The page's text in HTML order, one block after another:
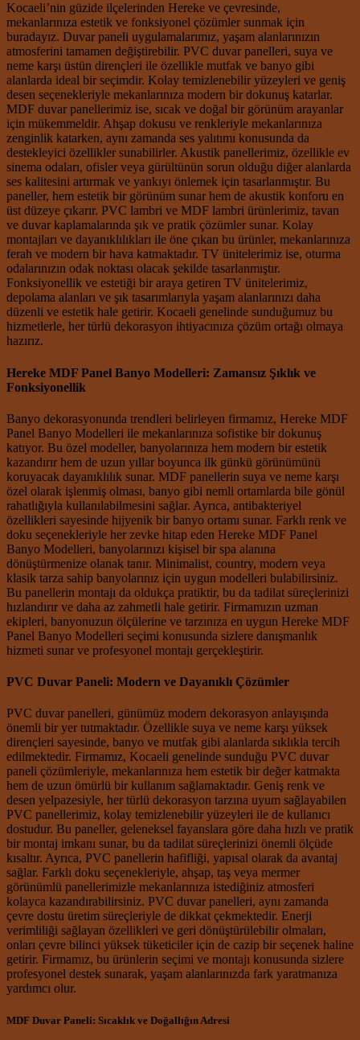
Kocaeli’nin güzide ilçelerinden Hereke ve çevresinde,
mekanlarınıza estetik ve fonksiyonel çözümler sunmak için
buradayız. Duvar paneli uygulamalarımız, yaşam alanlarınızın
atmosferini tamamen değiştirebilir. PVC duvar panelleri, suya ve
neme karşı üstün dirençleri ile özellikle mutfak ve banyo gibi
alanlarda ideal bir seçimdir. Kolay temizlenebilir yüzeyleri ve geniş
desen seçenekleriyle mekanlarınıza modern bir dokunuş katarlar.
MDF duvar panellerimiz ise, sıcak ve doğal bir görünüm arayanlar
için mükemmeldir. Ahşap dokusu ve renkleriyle mekanlarınıza
zenginlik katarken, aynı zamanda ses yalıtımı konusunda da
destekleyici özellikler sunabilirler. Akustik panellerimiz, özellikle ev
sinema odaları, ofisler veya gürültünün sorun olduğu diğer alanlarda
ses kalitesini artırmak ve yankıyı önlemek için tasarlanmıştır. Bu
paneller, hem estetik bir görünüm sunar hem de akustik konforu en
üst düzeye çıkarır. PVC lambri ve MDF lambri ürünlerimiz, tavan
ve duvar kaplamalarında şık ve pratik çözümler sunar. Kolay
montajları ve dayanıklılıkları ile öne çıkan bu ürünler, mekanlarınıza
ferah ve modern bir hava katmaktadır. TV ünitelerimiz ise, oturma
odalarınızın odak noktası olacak şekilde tasarlanmıştır.
Fonksiyonellik ve estetiği bir araya getiren TV ünitelerimiz,
depolama alanları ve şık tasarımlarıyla yaşam alanlarınızı daha
düzenli ve estetik hale getirir. Kocaeli genelinde sunduğumuz bu
hizmetlerle, her türlü dekorasyon ihtiyacınıza çözüm ortağı olmaya
hazırız.
Hereke MDF Panel Banyo Modelleri: Zamansız Şıklık ve
Fonksiyonellik
Banyo dekorasyonunda trendleri belirleyen firmamız, Hereke MDF
Panel Banyo Modelleri ile mekanlarınıza sofistike bir dokunuş
katıyor. Bu özel modeller, banyolarınıza hem modern bir estetik
kazandırır hem de uzun yıllar boyunca ilk günkü görünümünü
koruyacak dayanıklılık sunar. MDF panellerin suya ve neme karşı
özel olarak işlenmiş olması, banyo gibi nemli ortamlarda bile gönül
rahatlığıyla kullanılabilmesini sağlar. Ayrıca, antibakteriyel
özellikleri sayesinde hijyenik bir banyo ortamı sunar. Farklı renk ve
doku seçenekleriyle her zevke hitap eden Hereke MDF Panel
Banyo Modelleri, banyolarınızı kişisel bir spa alanına
dönüştürmenize olanak tanır. Minimalist, country, modern veya
klasik tarza sahip banyolarınız için uygun modelleri bulabilirsiniz.
Bu panellerin montajı da oldukça pratiktir, bu da tadilat süreçlerinizi
hızlandırır ve daha az zahmetli hale getirir. Firmamızın uzman
ekipleri, banyonuzun ölçülerine ve tarzınıza en uygun Hereke MDF
Panel Banyo Modelleri seçimi konusunda sizlere danışmanlık
hizmeti sunar ve profesyonel montajı gerçekleştirir.
PVC Duvar Paneli: Modern ve Dayanıklı Çözümler
PVC duvar panelleri, günümüz modern dekorasyon anlayışında
önemli bir yer tutmaktadır. Özellikle suya ve neme karşı yüksek
dirençleri sayesinde, banyo ve mutfak gibi alanlarda sıklıkla tercih
edilmektedir. Firmamız, Kocaeli genelinde sunduğu PVC duvar
paneli çözümleriyle, mekanlarınıza hem estetik bir değer katmakta
hem de uzun ömürlü bir kullanım sağlamaktadır. Geniş renk ve
desen yelpazesiyle, her türlü dekorasyon tarzına uyum sağlayabilen
PVC panellerimiz, kolay temizlenebilir yüzeyleri ile de kullanıcı
dostudur. Bu paneller, geleneksel fayanslara göre daha hızlı ve pratik
bir montaj imkanı sunar, bu da tadilat süreçlerinizi önemli ölçüde
kısaltır. Ayrıca, PVC panellerin hafifliği, yapısal olarak da avantaj
sağlar. Farklı doku seçenekleriyle, ahşap, taş veya mermer
görünümlü panellerimizle mekanlarınıza istediğiniz atmosferi
kolayca kazandırabilirsiniz. PVC duvar panelleri, aynı zamanda
çevre dostu üretim süreçleriyle de dikkat çekmektedir. Enerji
verimliliği sağlayan özellikleri ve geri dönüştürülebilir olmaları,
onları çevre bilinci yüksek tüketiciler için de cazip bir seçenek haline
getirir. Firmamız, bu ürünlerin seçimi ve montajı konusunda sizlere
profesyonel destek sunarak, yaşam alanlarınızda fark yaratmanıza
yardımcı olur.
MDF Duvar Paneli: Sıcaklık ve Doğallığın Adresi